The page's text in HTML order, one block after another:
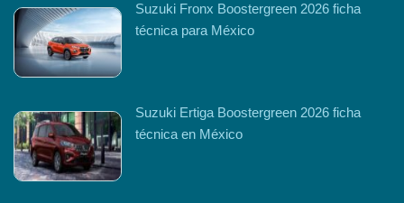
Suzuki Fronx Boostergreen 2026 ficha
técnica para México
Suzuki Ertiga Boostergreen 2026 ficha
técnica en México